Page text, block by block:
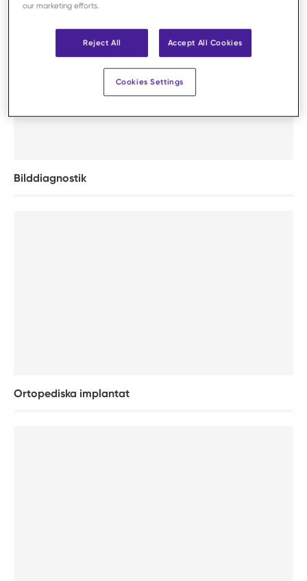
Bilddiagnostik
Ortopediska implantat
our marketing efforts.
Reject All Accept All Cookies
Cookies Settings